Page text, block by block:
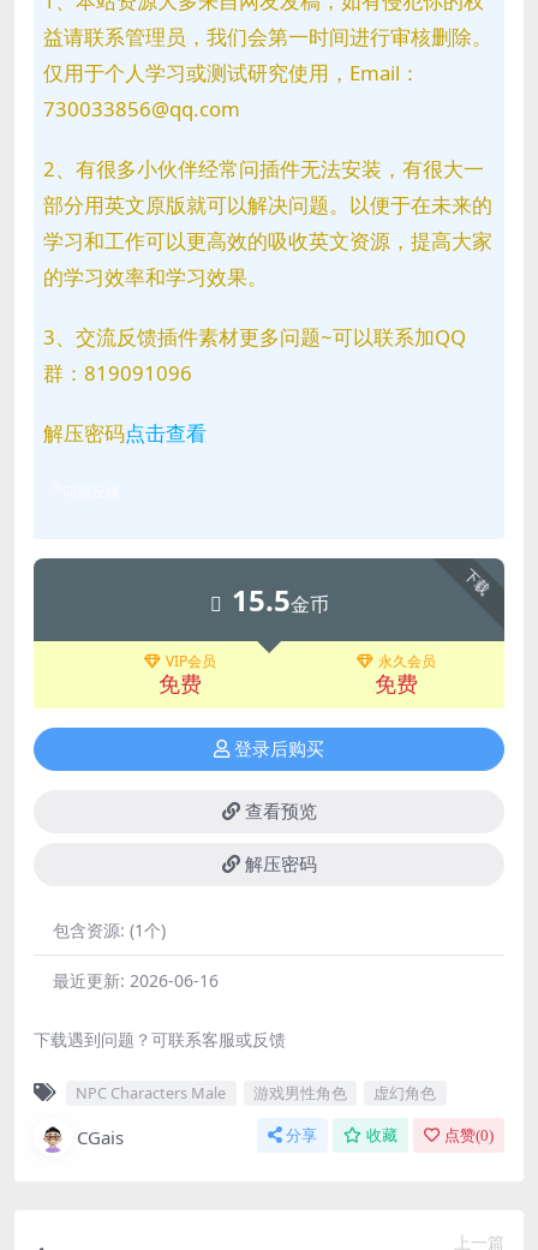
益请联系管理员，我们会第一时间进行审核删除。
仅用于个人学习或测试研究使用，Email：
730033856@qq.com
2、有很多小伙伴经常问插件无法安装，有很大一
部分用英文原版就可以解决问题。以便于在未来的
学习和工作可以更高效的吸收英文资源，提高大家
的学习效率和学习效果。
3、交流反馈插件素材更多问题~可以联系加QQ
群：819091096
解压密码点击查看
下载
15.5金币
VIP会员
免费
永久会员
免费
登录后购买
查看预览
解压密码
包含资源: (1个)
最近更新: 2026-06-16
下载遇到问题？可联系客服或反馈
NPC Characters Male 游戏男性角色 虚幻角色
CGais 分享 收藏 点赞(0)
上一篇